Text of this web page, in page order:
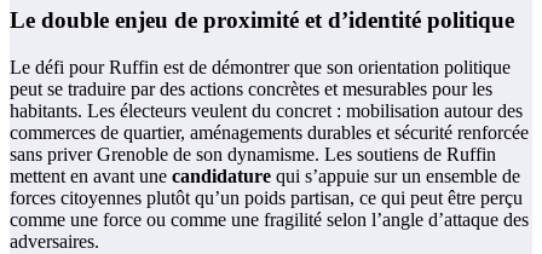
Le double enjeu de proximité et d’identité politique
Le défi pour Ruffin est de démontrer que son orientation politique
peut se traduire par des actions concrètes et mesurables pour les
habitants. Les électeurs veulent du concret : mobilisation autour des
commerces de quartier, aménagements durables et sécurité renforcée
sans priver Grenoble de son dynamisme. Les soutiens de Ruffin
mettent en avant une candidature qui s’appuie sur un ensemble de
forces citoyennes plutôt qu’un poids partisan, ce qui peut être perçu
comme une force ou comme une fragilité selon l’angle d’attaque des
adversaires.